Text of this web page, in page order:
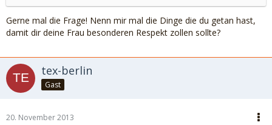
Gerne mal die Frage! Nenn mir mal die Dinge die du getan hast,
damit dir deine Frau besonderen Respekt zollen sollte?
tex-berlin
Gast
20. November 2013